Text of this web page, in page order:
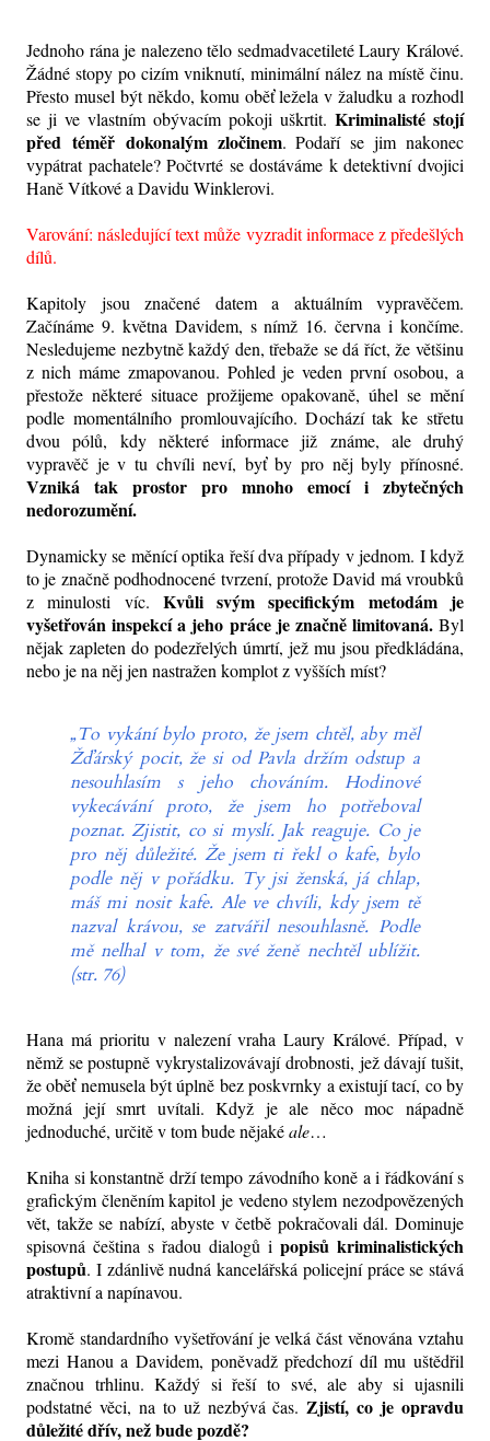
Jednoho rána je nalezeno tělo sedmadvacetileté Laury Králové.
Žádné stopy po cizím vniknutí, minimální nález na místě činu.
Přesto musel být někdo, komu oběť ležela v žaludku a rozhodl
se ji ve vlastním obývacím pokoji uškrtit. Kriminalisté stojí
před téměř dokonalým zločinem. Podaří se jim nakonec
vypátrat pachatele? Počtvrté se dostáváme k detektivní dvojici
Haně Vítkové a Davidu Winklerovi.
Varování: následující text může vyzradit informace z předešlých
dílů.
Kapitoly jsou značené datem a aktuálním vypravěčem.
Začínáme 9. května Davidem, s nímž 16. června i končíme.
Nesledujeme nezbytně každý den, třebaže se dá říct, že většinu
z nich máme zmapovanou. Pohled je veden první osobou, a
přestože některé situace prožijeme opakovaně, úhel se mění
podle momentálního promlouvajícího. Dochází tak ke střetu
dvou pólů, kdy některé informace již známe, ale druhý
vypravěč je v tu chvíli neví, byť by pro něj byly přínosné.
Vzniká tak prostor pro mnoho emocí i zbytečných
nedorozumění.
Dynamicky se měnící optika řeší dva případy v jednom. I když
to je značně podhodnocené tvrzení, protože David má vroubků
z minulosti víc. Kvůli svým specifickým metodám je
vyšetřován inspekcí a jeho práce je značně limitovaná.Byl
nějak zapleten do podezřelých úmrtí, jež mu jsou předkládána,
nebo je na něj jen nastražen komplot z vyšších míst?
„To vykání bylo proto, že jsem chtěl, aby měl
Žďárský pocit, že si od Pavla držím odstup a
nesouhlasím s jeho chováním. Hodinové
vykecávání proto, že jsem ho potřeboval
poznat. Zjistit, co si myslí. Jak reaguje. Co je
pro něj důležité. Že jsem ti řekl o kafe, bylo
podle něj v pořádku. Ty jsi ženská, já chlap,
máš mi nosit kafe. Ale ve chvíli, kdy jsem tě
nazval krávou, se zatvářil nesouhlasně. Podle
mě nelhal v tom, že své ženě nechtěl ublížit.
(str. 76)
Hana má prioritu v nalezení vraha Laury Králové. Případ, v
němž se postupně vykrystalizovávají drobnosti, jež dávají tušit,
že oběť nemusela být úplně bez poskvrnky a existují tací, co by
možná její smrt uvítali. Když je ale něco moc nápadně
jednoduché, určitě v tom bude nějakéale…
Kniha si konstantně drží tempo závodního koně a i řádkování s
grafickým členěním kapitol je vedeno stylem nezodpovězených
vět, takže se nabízí, abyste v četbě pokračovali dál. Dominuje
spisovná čeština s řadou dialogů i popisů kriminalistických
postupů. I zdánlivě nudná kancelářská policejní práce se stává
atraktivní a napínavou.
Kromě standardního vyšetřování je velká část věnována vztahu
mezi Hanou a Davidem, poněvadž předchozí díl mu uštědřil
značnou trhlinu. Každý si řeší to své, ale aby si ujasnili
podstatné věci, na to už nezbývá čas. Zjistí, co je opravdu
důležité dřív, než bude pozdě?